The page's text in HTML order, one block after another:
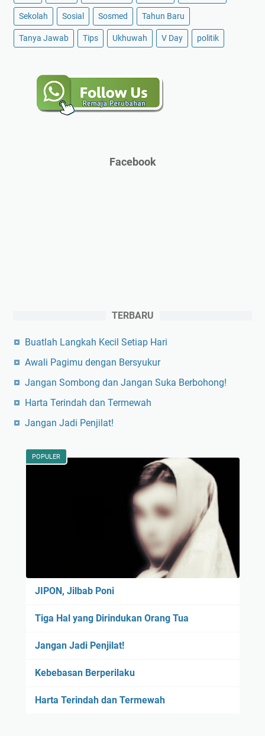
Sekolah Sosial Sosmed Tahun Baru
Tanya Jawab Tips Ukhuwah V Day politik
Facebook
TERBARU
Buatlah Langkah Kecil Setiap Hari
Awali Pagimu dengan Bersyukur
Jangan Sombong dan Jangan Suka Berbohong!
Harta Terindah dan Termewah
Jangan Jadi Penjilat!
POPULER
JIPON, Jilbab Poni
Tiga Hal yang Dirindukan Orang Tua
Jangan Jadi Penjilat!
Kebebasan Berperilaku
Harta Terindah dan Termewah